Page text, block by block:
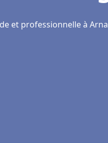
et professionnelle à